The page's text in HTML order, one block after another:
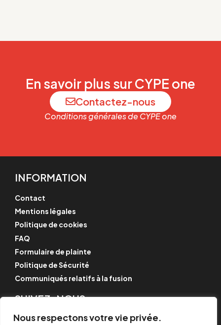
Nous respectons votre vie privée.
En savoir plus sur CYPE one
Contactez-nous
Conditions générales de CYPE one
INFORMATION
Contact
Mentions légales
Politique de cookies
FAQ
Formulaire de plainte
Politique de Sécurité
Communiqués relatifs à la fusion
SUIVEZ-NOUS
Instagram